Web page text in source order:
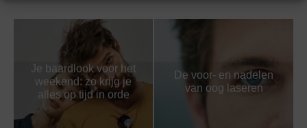
Je baardlook voor het
weekend: zo krijg je
alles op tijd in orde
De voor- en nadelen
van oog laseren